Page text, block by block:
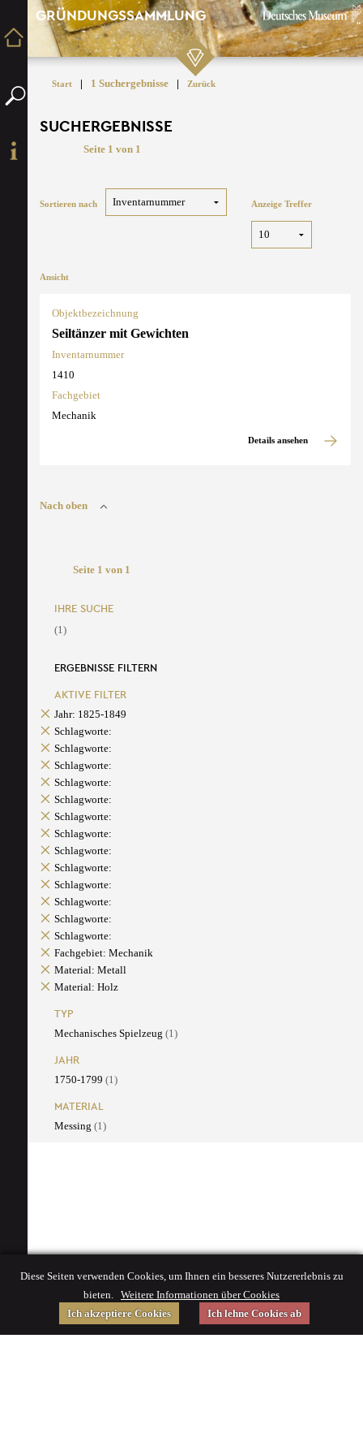
GRÜNDUNGSSAMMLUNG
Start | 1 Suchergebnisse | Zurück
SUCHERGEBNISSE
Seite 1 von 1
Sortieren nach Anzeige Treffer
Ansicht
Objektbezeichnung
Seiltänzer mit Gewichten
Inventarnummer
1410
Fachgebiet
Mechanik
Details ansehen
Nach oben
Seite 1 von 1
IHRE SUCHE
(1)
ERGEBNISSE FILTERN
AKTIVE FILTER
Jahr: 1825-1849
Schlagworte:
Schlagworte:
Schlagworte:
Schlagworte:
Schlagworte:
Schlagworte:
Schlagworte:
Schlagworte:
Schlagworte:
Schlagworte:
Schlagworte:
Schlagworte:
Schlagworte:
Fachgebiet: Mechanik
Material: Metall
Material: Holz
TYP
Mechanisches Spielzeug (1)
JAHR
1750-1799 (1)
MATERIAL
Messing (1)
Diese Seiten verwenden Cookies, um Ihnen ein besseres Nutzererlebnis zu
bieten. Weitere Informationen über Cookies
Ich akzeptiere Cookies
Ich lehne Cookies ab